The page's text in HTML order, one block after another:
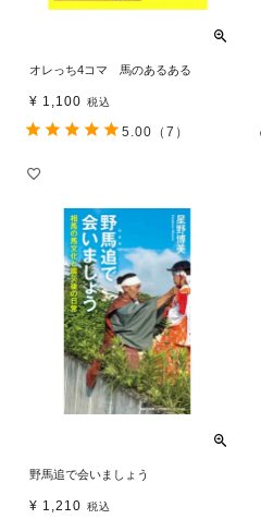
オレっち4コマ 馬のあるある
¥ 1,100 税込
5.00 （7）
野馬追で会いましょう
¥ 1,210 税込